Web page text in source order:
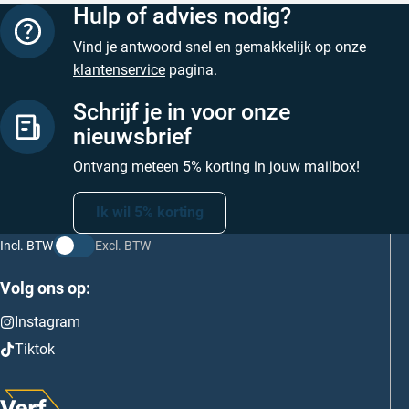
Hulp of advies nodig?
Vind je antwoord snel en gemakkelijk op onze
klantenservice pagina.
Schrijf je in voor onze
nieuwsbrief
Ontvang meteen 5% korting in jouw mailbox!
Ik wil 5% korting
Incl. BTW Excl. BTW
Volg ons op:
Instagram
Tiktok